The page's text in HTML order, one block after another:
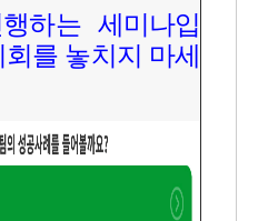
하는 세미나입
를 놓치지 마세